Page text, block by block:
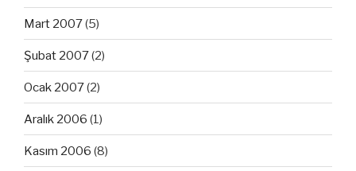
Mart 2007(5)
Şubat 2007(2)
Ocak 2007(2)
Aralık 2006 (1)
Kasım 2006 (8)